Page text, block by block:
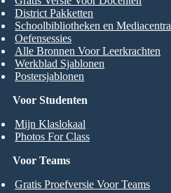
Voor Studenten
Mijn Klaslokaal
Photos For Class
District Pakketten
Schoolbibliotheken en Mediacentra
Oefensessies
Alle Bronnen Voor Leerkrachten
Werkblad Sjablonen
Postersjablonen
Voor Teams
Gratis Proefversie Voor Teams